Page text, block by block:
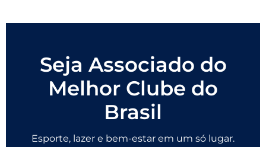
Seja Associado do
Melhor Clube do
Brasil
Esporte, lazer e bem-estar em um só lugar.